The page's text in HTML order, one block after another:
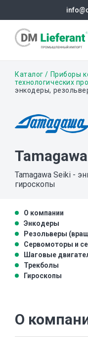
основному
Строка
Каталог
Приборы
технологических
энкодеры,
Tamagawa Seiki -
гироскопы
О компании
Энкодеры
Резольверы
Сервомоторы и
Шаговые
Трекболы
Гироскопы
О